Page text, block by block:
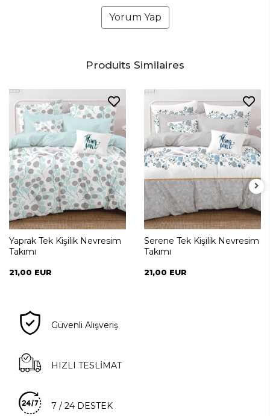
Yorum Yap
Produits Similaires
Yaprak Tek Kişilik Nevresim
Takımı
21,00 EUR
Serene Tek Kişilik Nevresim
Takımı
21,00 EUR
Güvenli Alışveriş
HIZLI TESLİMAT
7 / 24 DESTEK